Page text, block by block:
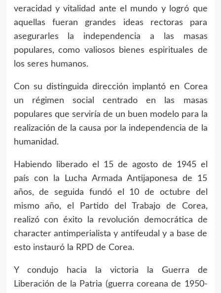
veracidad y vitalidad ante el mundo y logró que
aquellas fueran grandes ideas rectoras para
asegurarles la independencia a las masas
populares, como valiosos bienes espirituales de
los seres humanos.
Con su distinguida dirección implantó en Corea
un régimen social centrado en las masas
populares que serviría de un buen modelo para la
realización de la causa por la independencia de la
humanidad.
Habiendo liberado el 15 de agosto de 1945 el
país con la Lucha Armada Antijaponesa de 15
años, de seguida fundó el 10 de octubre del
mismo año, el Partido del Trabajo de Corea,
realizó con éxito la revolución democrática de
character antimperialista y antifeudal y a base de
esto instauró la RPD de Corea.
Y condujo hacia la victoria la Guerra de
Liberación de la Patria (guerra coreana de 1950-